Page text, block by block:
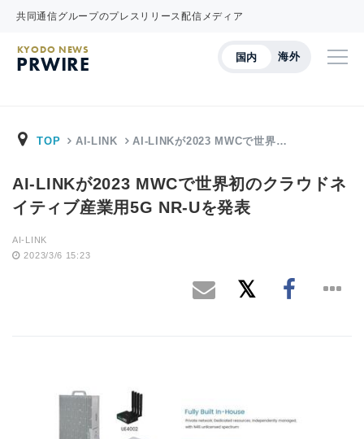
共同通信グループのプレスリリース配信メディア
国内 海外
KYODO NEWS
PRWIRE
TOP AI-LINK AI-LINKが2023 MWCで世界…
AI-LINKが2023 MWCで世界初のクラウドネ
イティブ産業用5G NR-Uを発表
AI-LINK
2023/3/6 15:23